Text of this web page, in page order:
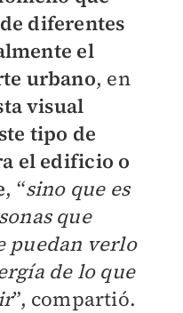
diferentes
el
urbano, en
visual
tipo de
el edificio o
, “sino que es
que
puedan verlo
de lo que
”, compartió.